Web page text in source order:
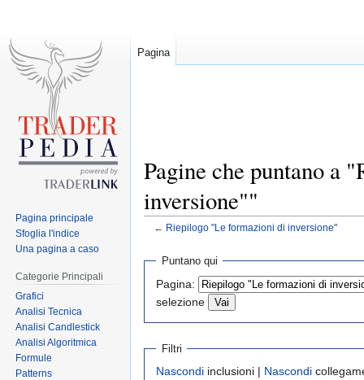
Pagine che puntano a
inversione""
← Riepilogo "Le formazioni di inversione"
Jump
navigation
Jump
search
Puntano qui
Pagina:
selezione
Filtri
Nascondi inclusioni | Nascondi
Pagina
Pagina principale
Sfoglia l'indice
Una pagina a caso
Categorie Principali
Grafici
Analisi Tecnica
Analisi Candlestick
Analisi Algoritmica
Formule
Patterns